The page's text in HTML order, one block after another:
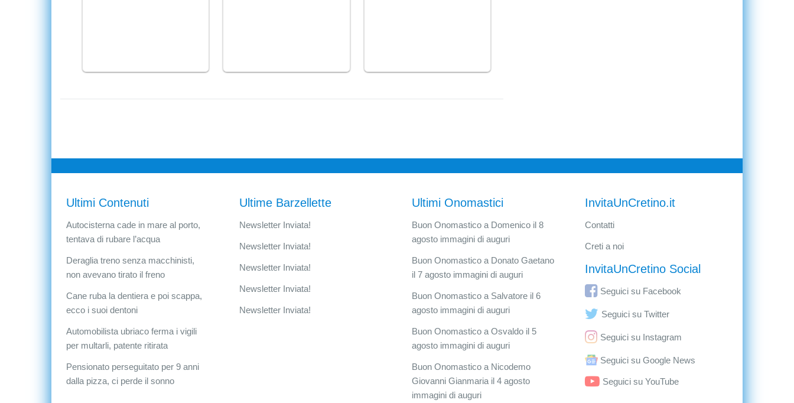
Ultimi Contenuti
Autocisterna cade in mare al porto,
tentava di rubare l’acqua
Deraglia treno senza macchinisti,
non avevano tirato il freno
Cane ruba la dentiera e poi scappa,
ecco i suoi dentoni
Automobilista ubriaco ferma i vigili
per multarli, patente ritirata
Pensionato perseguitato per 9 anni
dalla pizza, ci perde il sonno
Ultime Barzellette
Newsletter Inviata!
Newsletter Inviata!
Newsletter Inviata!
Newsletter Inviata!
Newsletter Inviata!
Ultimi Onomastici
Buon Onomastico a Domenico il 8
agosto immagini di auguri
Buon Onomastico a Donato Gaetano
il 7 agosto immagini di auguri
Buon Onomastico a Salvatore il 6
agosto immagini di auguri
Buon Onomastico a Osvaldo il 5
agosto immagini di auguri
Buon Onomastico a Nicodemo
Giovanni Gianmaria il 4 agosto
immagini di auguri
InvitaUnCretino.it
Contatti
Creti a noi
InvitaUnCretino Social
Seguici su Facebook
Seguici su Twitter
Seguici su Instagram
Seguici su Google News
Seguici su YouTube